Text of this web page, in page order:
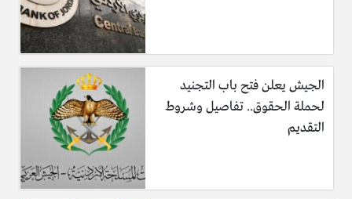
الجيش يعلن فتح باب التجنيد
لحملة الحقوق.. تفاصيل وشروط
التقديم